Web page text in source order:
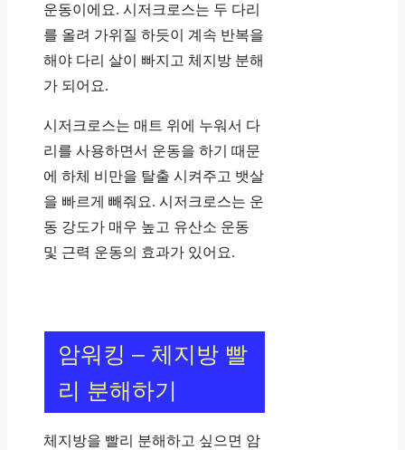
운동이에요. 시저크로스는 두 다리
를 올려 가위질 하듯이 계속 반복을
해야 다리 살이 빠지고 체지방 분해
가 되어요.
시저크로스는 매트 위에 누워서 다
리를 사용하면서 운동을 하기 때문
에 하체 비만을 탈출 시켜주고 뱃살
을 빠르게 빼줘요. 시저크로스는 운
동 강도가 매우 높고 유산소 운동
및 근력 운동의 효과가 있어요.
암워킹 – 체지방 빨
리 분해하기
체지방을 빨리 분해하고 싶으면 암